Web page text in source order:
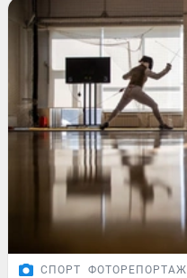
СПОРТ ФОТОРЕПОРТАЖ